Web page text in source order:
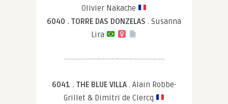
Olivier Nakache
6040 . TORRE DAS DONZELAS . Susanna
Lira
6041 . THE BLUE VILLA . Alain Robbe-
Grillet & Dimitri de Clercq